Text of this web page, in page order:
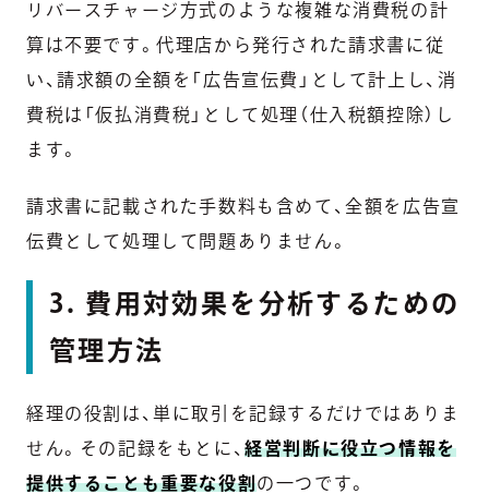
リバースチャージ方式のような複雑な消費税の計
算は不要です。代理店から発行された請求書に従
い、請求額の全額を「広告宣伝費」として計上し、消
費税は「仮払消費税」として処理（仕入税額控除）し
ます。
請求書に記載された手数料も含めて、全額を広告宣
伝費として処理して問題ありません。
3. 費用対効果を分析するための
管理方法
経理の役割は、単に取引を記録するだけではありま
せん。その記録をもとに、経営判断に役立つ情報を
提供することも重要な役割の一つです。